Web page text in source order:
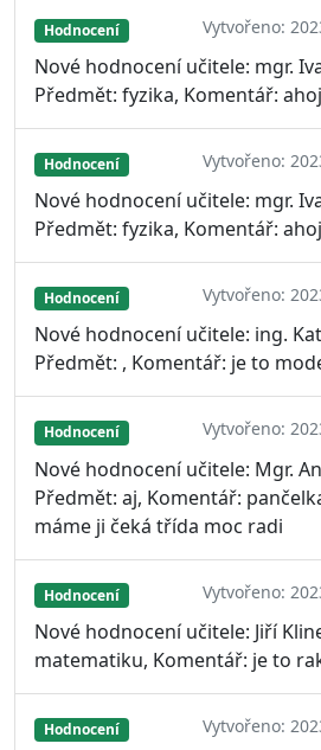
Hodnocení Vytvořeno:
Nové hodnocení učitele: mgr.
Předmět: fyzika, Komentář:
Hodnocení Vytvořeno:
Nové hodnocení učitele: mgr.
Předmět: fyzika, Komentář:
Hodnocení Vytvořeno:
Nové hodnocení učitele: ing.
Předmět: , Komentář: je to
Hodnocení Vytvořeno:
Nové hodnocení učitele: Mgr.
Předmět: aj, Komentář:
máme ji čeká třída moc radi
Hodnocení Vytvořeno:
Nové hodnocení učitele: Jiří
matematiku, Komentář: je to
Hodnocení Vytvořeno: